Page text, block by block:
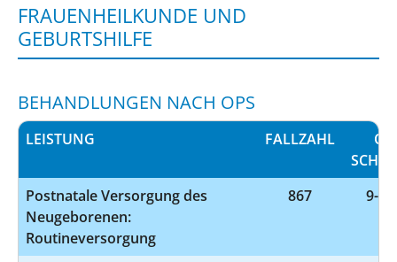
FRAUENHEILKUNDE UND
GEBURTSHILFE
BEHANDLUNGEN NACH OPS
LEISTUNG FALLZAHL
Postnatale Versorgung des
Neugeborenen:
Routineversorgung
867 9-